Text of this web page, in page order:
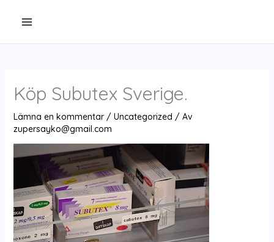
Köp Subutex Sverige.
Lämna en kommentar / Uncategorized / Av
zupersayko@gmail.com